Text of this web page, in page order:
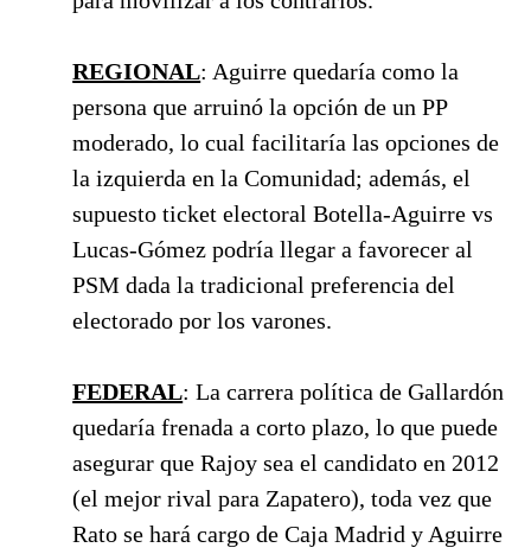
REGIONAL: Aguirre quedaría como la
persona que arruinó la opción de un PP
moderado, lo cual facilitaría las opciones de
la izquierda en la Comunidad; además, el
supuesto ticket electoral Botella-Aguirre vs
Lucas-Gómez podría llegar a favorecer al
PSM dada la tradicional preferencia del
electorado por los varones.
FEDERAL: La carrera política de Gallardón
quedaría frenada a corto plazo, lo que puede
asegurar que Rajoy sea el candidato en 2012
(el mejor rival para Zapatero), toda vez que
Rato se hará cargo de Caja Madrid y Aguirre